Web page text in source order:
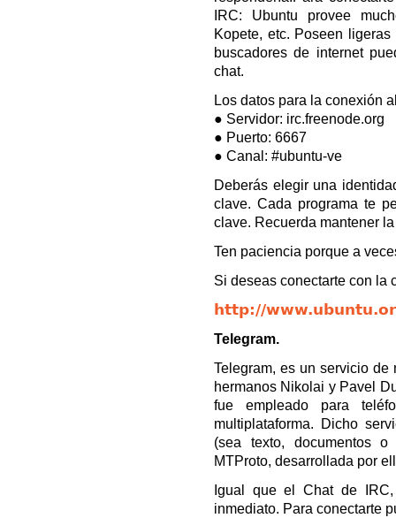
IRC: Ubuntu provee
Kopete, etc. Poseen
buscadores de internet
chat.
Los datos para la conexión
● Servidor: irc.freenode.org
● Puerto: 6667
● Canal: #ubuntu-ve
Deberás elegir una
clave. Cada programa te
clave. Recuerda mantener
Ten paciencia porque a
Si deseas conectarte con la
http://
Telegram.
Telegram, es un servicio
hermanos Nikolai y Pavel
fue empleado para
multiplataforma. Dicho
(sea texto, documentos
MTProto, desarrollada por
Igual que el Chat de
inmediato. Para conectarte